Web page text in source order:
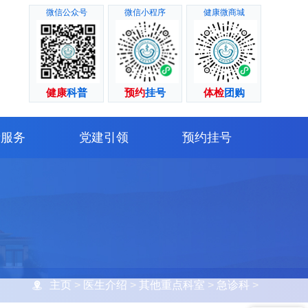
微信公众号
健康科普
微信小程序
预约挂号
健康微商城
体检团购
务 党建引领 预约挂号
主页 > 医生介绍 > 其他重点科室 > 急诊科 >